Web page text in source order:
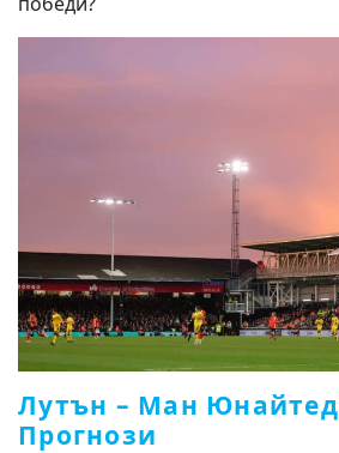
Лутън – Ман
Прогнози